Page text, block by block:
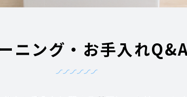
ニング・お手入れ